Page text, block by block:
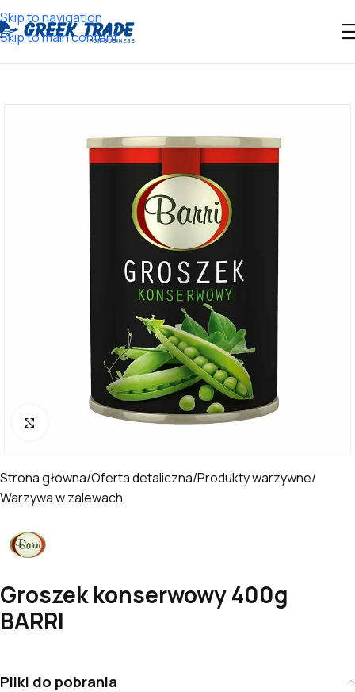
Skip to navigation
Skip to main content
Kliknij, aby powiększyć
Strona główna/Oferta detaliczna/Produkty warzywne/
Warzywa w zalewach
Groszek konserwowy 400g
BARRI
Pliki do pobrania